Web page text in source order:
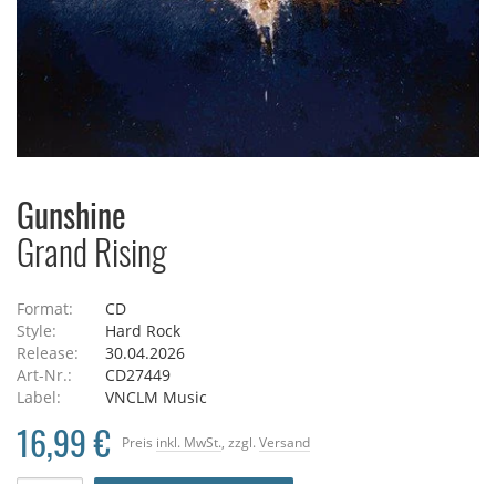
Gunshine
Grand Rising
Format:
CD
Style:
Hard Rock
Release:
30.04.2026
Art-Nr.:
CD27449
Label:
VNCLM Music
Preis inkl. MwSt. , zzgl. Versand
16,99 €